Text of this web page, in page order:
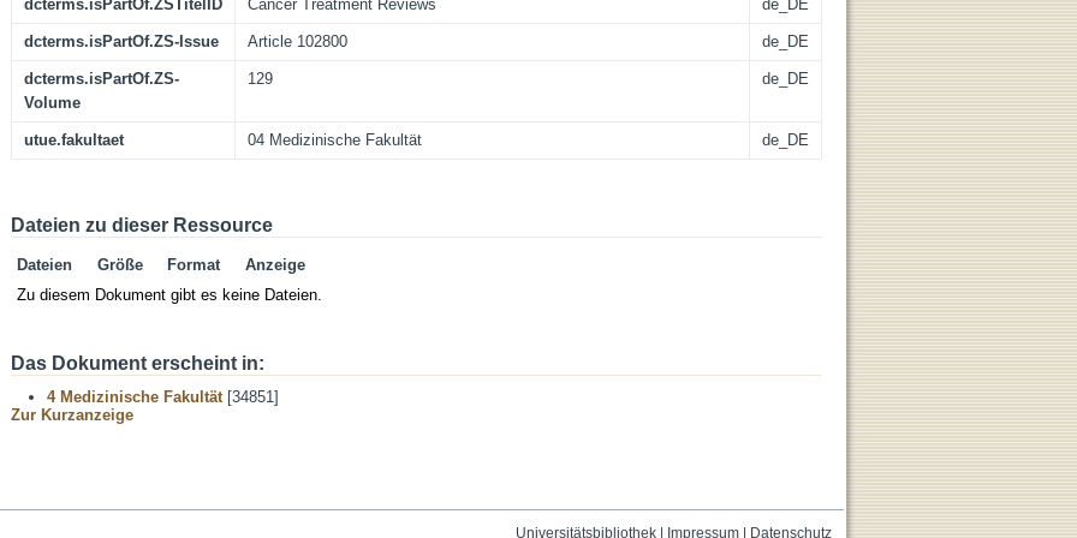
dcterms.isPartOf.ZSTitelID Cancer Treatment Reviews de_DE
dcterms.isPartOf.ZS-Issue Article 102800 de_DE
dcterms.isPartOf.ZS-
Volume
129 de_DE
utue.fakultaet 04 Medizinische Fakultät de_DE
Dateien zu dieser Ressource
Dateien Größe Format
Anzeige
Zu diesem Dokument gibt es keine Dateien.
Das Dokument erscheint in:
4 Medizinische Fakultät[34851]
Zur Kurzanzeige
Universitätsbibliothek| Impressum| Datenschutz